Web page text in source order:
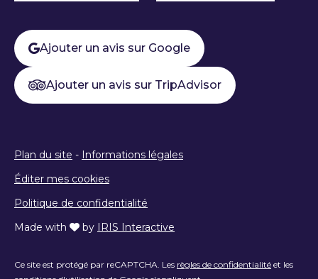
Ajouter un avis sur Google
Ajouter un avis sur TripAdvisor
Plan du site - Informations légales
Éditer mes cookies
Politique de confidentialité
Made with
by IRIS Interactive
Ce site est protégé par reCAPTCHA. Les règles de confidentialité et les